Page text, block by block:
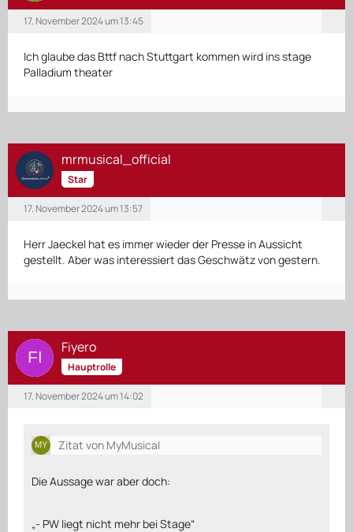
17. November 2024 um 13:45
Ich glaube das Bttf nach Stuttgart kommen wird ins stage
Palladium theater
mrmusical_official
Star
17. November 2024 um 13:57
Herr Jaeckel hat es immer wieder der Presse in Aussicht
gestellt. Aber was interessiert das Geschwätz von gestern.
Fiyero
Hauptrolle
17. November 2024 um 14:02
Zitat von MyMusical
Die Aussage war aber doch:
„- PW liegt nicht mehr bei Stage“